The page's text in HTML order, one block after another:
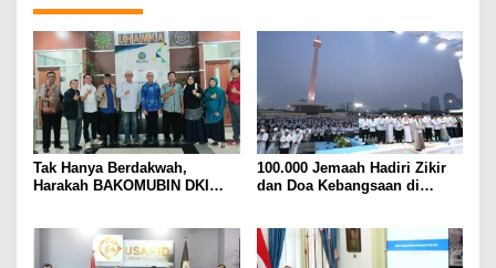
Tak Hanya Berdakwah,
Harakah BAKOMUBIN DKI
Bersama LKLH FH UHAMKA
100.000 Jemaah Hadiri Zikir
dan Doa Kebangsaan di